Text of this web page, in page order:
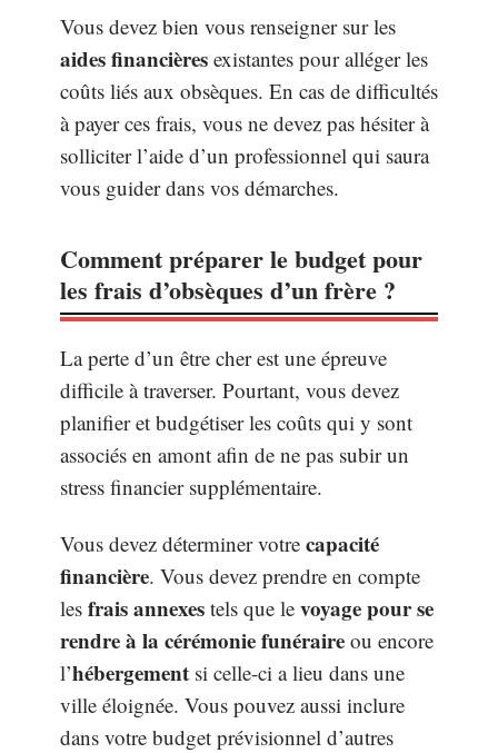
Vous devez bien vous renseigner sur les
aides financières existantes pour alléger les
coûts liés aux obsèques. En cas de difficultés
à payer ces frais, vous ne devez pas hésiter à
solliciter l’aide d’un professionnel qui saura
vous guider dans vos démarches.
Comment préparer le budget pour
les frais d’obsèques d’un frère ?
La perte d’un être cher est une épreuve
difficile à traverser. Pourtant, vous devez
planifier et budgétiser les coûts qui y sont
associés en amont afin de ne pas subir un
stress financier supplémentaire.
Vous devez déterminer votre capacité
financière. Vous devez prendre en compte
les frais annexes tels que le voyage pour se
rendre à la cérémonie funéraire ou encore
l’hébergement si celle-ci a lieu dans une
ville éloignée. Vous pouvez aussi inclure
dans votre budget prévisionnel d’autres